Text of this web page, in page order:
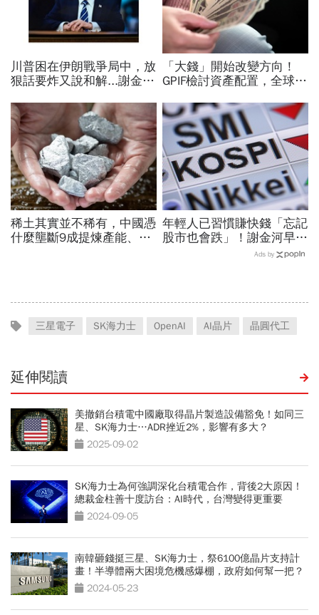
川普困在伊朗戰爭局中，放
狠話要炸又說和解...謝金河
一個國家的未來
「大錢」開始改變方向！
GPIF檢討資產配置，全球資
稀土其實並不稀有，中國憑
什麼壟斷9成提煉產能、掐
年輕人已習慣賺快錢「忘記
股市也會跌」！謝金河早一
步示警南韓個股槓桿ETF會
Ads by
三星電子 SK海力士 OpenAI AI晶片 晶圓代工
延伸閱讀
美撤銷台積電中國廠取得晶片製造設備豁免！如同三
星、SK海力士…ADR挫近2%，影響有多大？
2025-09-02
SK海力士為何強調深化台積電合作，背後2大原因！
總裁金柱善十度訪台：AI時代，台灣變得更重要
2024-09-05
南韓砸錢挺三星、SK海力士，祭6100億晶片支持計
畫！半導體兩大困境危機感爆棚，政府如何幫一把？
2024-05-23